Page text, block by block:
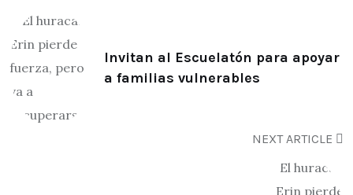
Invitan al Escuelatón para apoyar
a familias vulnerables
NEXT ARTICLE